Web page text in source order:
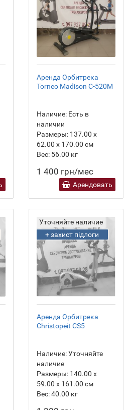
Аренда Орбитрека
Torneo Madison C-520M
Наличие:Есть в
наличии
Размеры:137.00 х
62.00 х 170.00 см
Вес: 56.00 кг
1 400 грн/мес
Арендовать
Уточняйте наличие
+ захист підлоги
Аренда Орбитрека
Christopeit CS5
Наличие:Уточняйте
наличие
Размеры:140.00 х
59.00 х 161.00 см
Вес:40.00 кг